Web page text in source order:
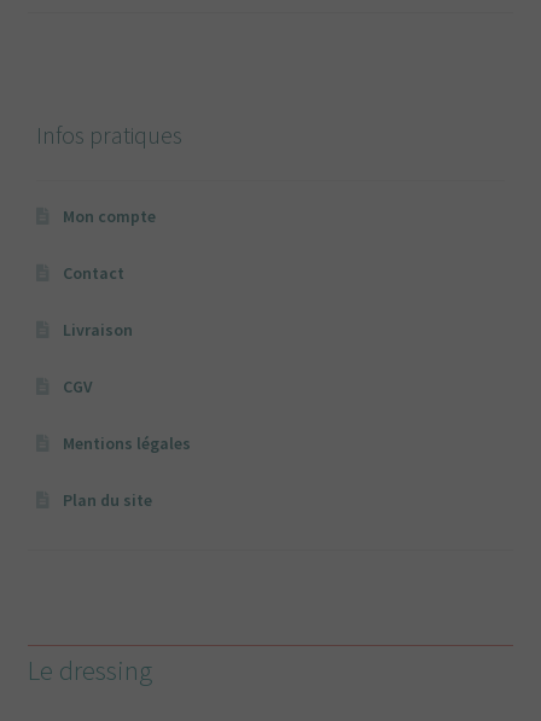
Infos pratiques
Mon compte
Contact
Livraison
CGV
Mentions légales
Plan du site
Le dressing